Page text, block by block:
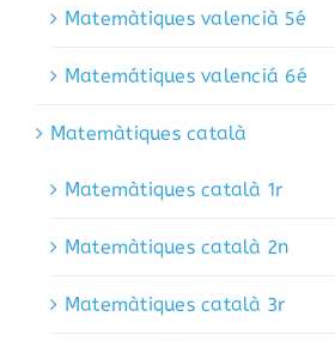
Matemàtiques valencià 5é
Matemátiques valenciá 6é
Matemàtiques català
Matemàtiques català 1r
Matemàtiques català 2n
Matemàtiques català 3r